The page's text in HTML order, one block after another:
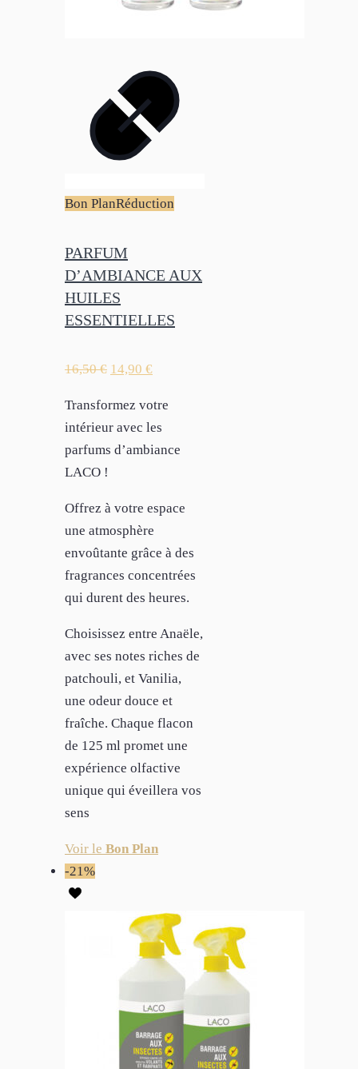
Bon PlanRéduction
PARFUM
D’AMBIANCE AUX
HUILES
ESSENTIELLES
16,50€ 14,90 €
Transformez votre
intérieur avec les
parfums d’ambiance
LACO !
Offrez à votre espace
une atmosphère
envoûtante grâce à des
fragrances concentrées
qui durent des heures.
Choisissez entre Anaële,
avec ses notes riches de
patchouli, et Vanilia,
une odeur douce et
fraîche. Chaque flacon
de 125 ml promet une
expérience olfactive
unique qui éveillera vos
sens
Voir le Bon Plan
-21%